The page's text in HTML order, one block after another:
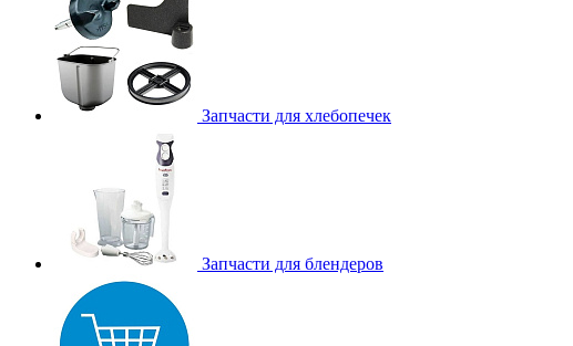
Запчасти для хлебопечек
Запчасти для блендеров